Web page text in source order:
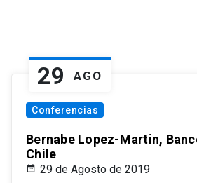
29 AGO
Conferencias
Bernabe Lopez-Martin,
Chile
29 de Agosto de 2019